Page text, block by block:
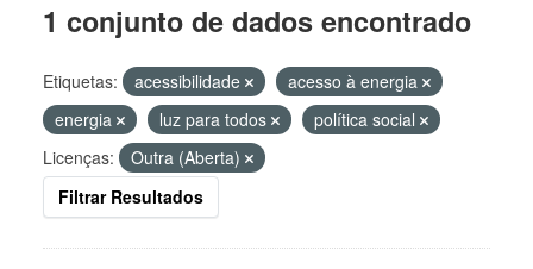
1 conjunto de dados encontrado
Etiquetas: acessibilidade
acesso à energia
energia
luz para todos
política social
Licenças:
Outra (Aberta)
Filtrar Resultados